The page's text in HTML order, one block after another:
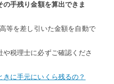
手残り金額を算出できま
等を差し引いた金額を自動で
税理士に必ずご確認くださ
きに手元にいくら残るの？